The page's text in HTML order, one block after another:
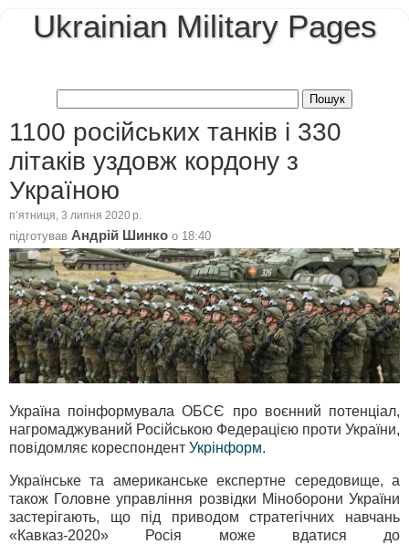
Ukrainian Military Pages
1100 російських танків і 330
літаків уздовж кордону з
Україною
пʼятниця, 3 липня 2020 р.
підготував Андрій Шинко о 18:40
Україна поінформувала ОБСЄ про воєнний потенціал,
нагромаджуваний Російською Федерацією проти України,
повідомляє кореспондент Укрінформ.
Українське та американське експертне середовище, а
також Головне управління розвідки Міноборони України
застерігають, що під приводом стратегічних навчань
«Кавказ-2020» Росія може вдатися до